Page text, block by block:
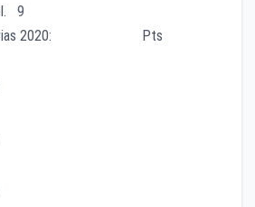
9
2020: Pts